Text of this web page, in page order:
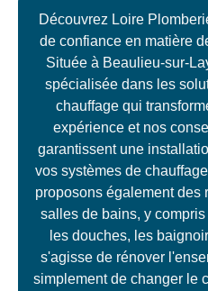
Découvrez Loire
de confiance en matière
Située à Beaulieu-sur-
spécialisée dans les
chauffage qui
expérience et nos
garantissent une
vos systèmes de
proposons également des
salles de bains, y
les douches, les
s'agisse de rénover
simplement de changer le